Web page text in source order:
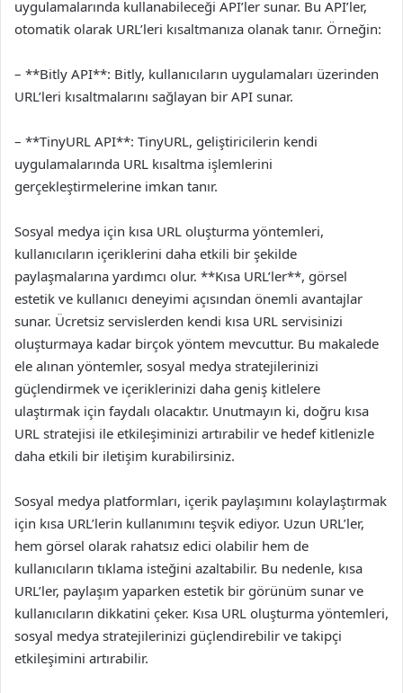
uygulamalarında kullanabileceği API’ler sunar. Bu API’ler,
otomatik olarak URL’leri kısaltmanıza olanak tanır. Örneğin:
– **Bitly API**: Bitly, kullanıcıların uygulamaları üzerinden
URL’leri kısaltmalarını sağlayan bir API sunar.
– **TinyURL API**: TinyURL, geliştiricilerin kendi
uygulamalarında URL kısaltma işlemlerini
gerçekleştirmelerine imkan tanır.
Sosyal medya için kısa URL oluşturma yöntemleri,
kullanıcıların içeriklerini daha etkili bir şekilde
paylaşmalarına yardımcı olur. **Kısa URL’ler**, görsel
estetik ve kullanıcı deneyimi açısından önemli avantajlar
sunar. Ücretsiz servislerden kendi kısa URL servisinizi
oluşturmaya kadar birçok yöntem mevcuttur. Bu makalede
ele alınan yöntemler, sosyal medya stratejilerinizi
güçlendirmek ve içeriklerinizi daha geniş kitlelere
ulaştırmak için faydalı olacaktır. Unutmayın ki, doğru kısa
URL stratejisi ile etkileşiminizi artırabilir ve hedef kitlenizle
daha etkili bir iletişim kurabilirsiniz.
Sosyal medya platformları, içerik paylaşımını kolaylaştırmak
için kısa URL’lerin kullanımını teşvik ediyor. Uzun URL’ler,
hem görsel olarak rahatsız edici olabilir hem de
kullanıcıların tıklama isteğini azaltabilir. Bu nedenle, kısa
URL’ler, paylaşım yaparken estetik bir görünüm sunar ve
kullanıcıların dikkatini çeker. Kısa URL oluşturma yöntemleri,
sosyal medya stratejilerinizi güçlendirebilir ve takipçi
etkileşimini artırabilir.